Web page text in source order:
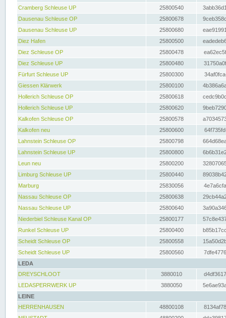
Cramberg Schleuse UP
25800540
Dausenau Schleuse OP
25800678
Dausenau Schleuse UP
25800680
Diez Hafen
25800500
Diez Schleuse OP
25800478
Diez Schleuse UP
25800480
Fürfurt Schleuse UP
25800300
Giessen Klärwerk
25800100
Hollerich Schleuse OP
25800618
Hollerich Schleuse UP
25800620
Kalkofen Schleuse OP
25800578
Kalkofen neu
25800600
Lahnstein Schleuse OP
25800798
Lahnstein Schleuse UP
25800800
Leun neu
25800200
Limburg Schleuse UP
25800440
Marburg
25830056
Nassau Schleuse OP
25800638
Nassau Schleuse UP
25800640
Niederbiel Schleuse Kanal OP
25800177
Runkel Schleuse UP
25800400
Scheidt Schleuse OP
25800558
Scheidt Schleuse UP
25800560
LEDA
DREYSCHLOOT
3880010
LEDASPERRWERK UP
3880050
LEINE
HERRENHAUSEN
48800108